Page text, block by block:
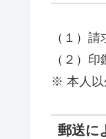
（１）
（２）
※ 本人以
郵送に